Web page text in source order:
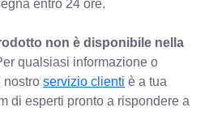
entro 24 ore.
non è disponibile nella
qualsiasi informazione o
nostroservizio clienti è a tua
di esperti pronto a rispondere a